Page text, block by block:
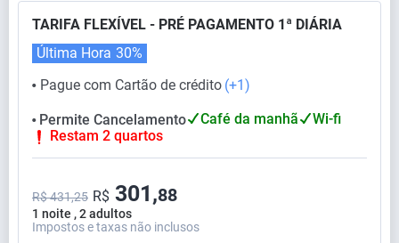
TARIFA FLEXÍVEL - PRÉ PAGAMENTO 1ª DIÁRIA
⬤ Pague com Cartão de crédito (+1)
Última Hora 30%
⬤ Permite Cancelamento Café da manhã
Wi-fi
Restam 2 quartos
1 noite , 2 adultos
R$ 431,25 R$ 301,88
Impostos e taxas não inclusos